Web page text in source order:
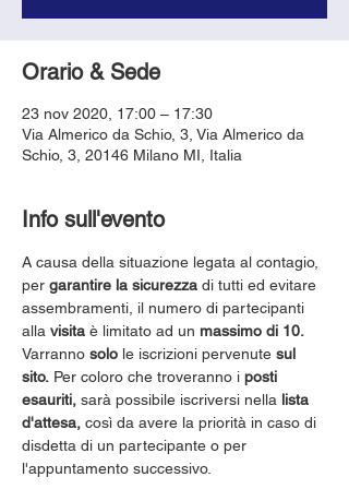
Orario & Sede
23 nov 2020, 17:00 – 17:30
Via Almerico da Schio, 3, Via Almerico da
Schio, 3, 20146 Milano MI, Italia
Info sull'evento
A causa della situazione legata al contagio,
per garantire la sicurezza di tutti ed evitare
assembramenti, il numero di partecipanti
alla visita è limitato ad un massimo di 10.
Varranno solo le iscrizioni pervenute sul
sito. Per coloro che troveranno i posti
esauriti, sarà possibile iscriversi nella lista
d'attesa, così da avere la priorità in caso di
disdetta di un partecipante o per
l'appuntamento successivo.